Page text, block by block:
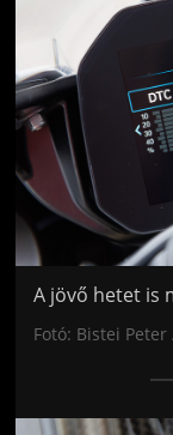
A jövő hetet is
Fotó: Bistei